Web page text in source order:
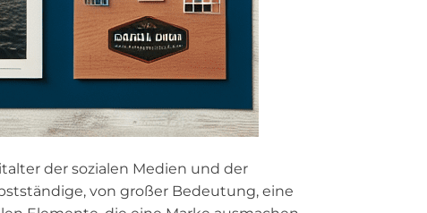
der sozialen Medien und der
von großer Bedeutung, eine